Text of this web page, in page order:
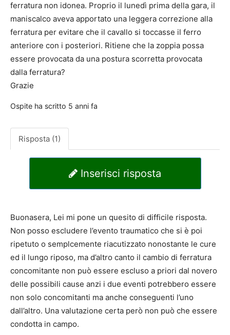
ferratura non idonea. Proprio il lunedì prima della gara, il
maniscalco aveva apportato una leggera correzione alla
ferratura per evitare che il cavallo si toccasse il ferro
anteriore con i posteriori. Ritiene che la zoppia possa
essere provocata da una postura scorretta provocata
dalla ferratura?
Grazie
Ospite ha scritto 5 anni fa
Risposta (1)
Inserisci risposta
Buonasera, Lei mi pone un quesito di difficile risposta.
Non posso escludere l’evento traumatico che si è poi
ripetuto o semplcemente riacutizzato nonostante le cure
ed il lungo riposo, ma d’altro canto il cambio di ferratura
concomitante non può essere escluso a priori dal novero
delle possibili cause anzi i due eventi potrebbero essere
non solo concomitanti ma anche conseguenti l’uno
dall’altro. Una valutazione certa però non può che essere
condotta in campo.